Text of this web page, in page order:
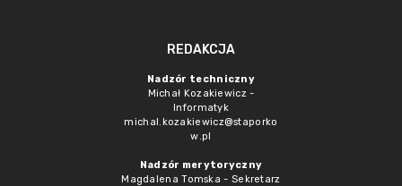
REDAKCJA
Nadzór techniczny
Michał Kozakiewicz -
Informatyk
michal.kozakiewicz@staporko
w.pl
Nadzór merytoryczny
Magdalena Tomska - Sekretarz